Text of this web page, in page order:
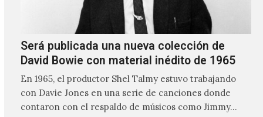
Será publicada una nueva colección de
David Bowie con material inédito de 1965
En 1965, el productor Shel Talmy estuvo trabajando
con Davie Jones en una serie de canciones donde
contaron con el respaldo de músicos como Jimmy…